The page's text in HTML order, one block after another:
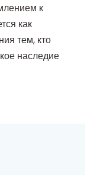
к
как
тем, кто
наследие